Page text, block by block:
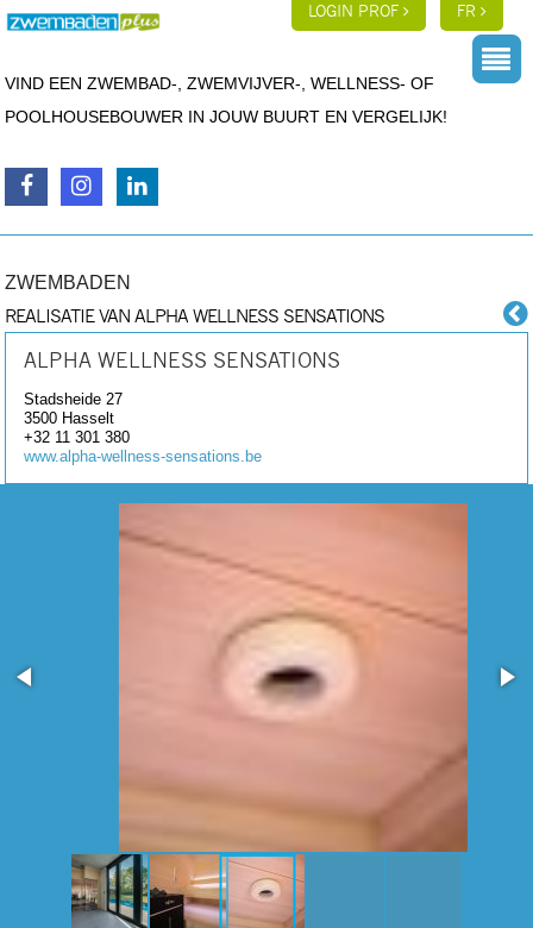
LOGIN PROF FR
VIND EEN ZWEMBAD-, ZWEMVIJVER-, WELLNESS- OF
POOLHOUSEBOUWER IN JOUW BUURT EN VERGELIJK!
ZWEMBADEN
REALISATIE VAN ALPHA WELLNESS SENSATIONS
ALPHA WELLNESS SENSATIONS
Stadsheide 27
3500 Hasselt
+32 11 301 380
www.alpha-wellness-sensations.be